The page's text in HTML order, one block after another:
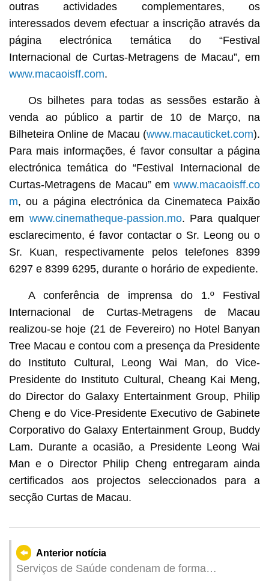
outras actividades complementares, os
interessados devem efectuar a inscrição através da
página electrónica temática do “Festival
Internacional de Curtas-Metragens de Macau”, em
www.macaoisff.com.
Os bilhetes para todas as sessões estarão à
venda ao público a partir de 10 de Março, na
Bilheteira Online de Macau (www.macauticket.com).
Para mais informações, é favor consultar a página
electrónica temática do “Festival Internacional de
Curtas-Metragens de Macau” emwww.macaoisff.co
m, ou a página electrónica da Cinemateca Paixão
em www.cinematheque-passion.mo. Para qualquer
esclarecimento, é favor contactar o Sr. Leong ou o
Sr. Kuan, respectivamente pelos telefones 8399
6297 e 8399 6295, durante o horário de expediente.
A conferência de imprensa do 1.º Festival
Internacional de Curtas-Metragens de Macau
realizou-se hoje (21 de Fevereiro) no Hotel Banyan
Tree Macau e contou com a presença da Presidente
do Instituto Cultural, Leong Wai Man, do Vice-
Presidente do Instituto Cultural, Cheang Kai Meng,
do Director do Galaxy Entertainment Group, Philip
Cheng e do Vice-Presidente Executivo de Gabinete
Corporativo do Galaxy Entertainment Group, Buddy
Lam. Durante a ocasião, a Presidente Leong Wai
Man e o Director Philip Cheng entregaram ainda
certificados aos projectos seleccionados para a
secção Curtas de Macau.
Anterior notícia
Serviços de Saúde condenam de forma